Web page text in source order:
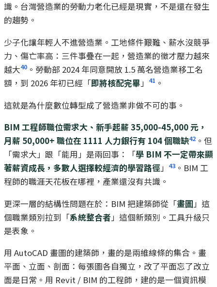
識。台灣營造業的勞動力老化已經是現實，不是還在發生
的趨勢。
少子化讓年輕人不進營造業。工地條件艱難、薪水沒競爭
力、傷亡率高：三件事疊在一起，營造業的徵才壓力越來
越大40 。勞動部 2024 年同意開放 1.5 萬名營造業移工名
額，到 2026 年初已經「即將核配完畢」 41 。
這就是為什麼數位轉型成了營造業非做不可的事。
BIM 工程師職位需求大、新手起薪 35,000-45,000 元，
月薪 50,000+ 職位在 1111 人力銀行有 104 個職缺42 。但
「需求大」跟「能用」是兩回事：「學 BIM 不一定帶來顯
著薪資成長，多數人選擇較經濟的學習路徑」 43 。BIM 工
程師的職涯天花板在哪裡，產業還沒有共識。
更深一層的結構性問題在於：BIM 把建築師從「畫圖 」這
個職業類別拉到「系統整合者 」這個新類別。工具升級只
是表象。
用 AutoCAD 畫圖的建築師，畫的是兩維線條的集合。畫
平面、立面、剖面：每張圖各自獨立，改了平面忘了改立
面是日常。用 Revit / BIM 的工程師，建的是一個資訊模